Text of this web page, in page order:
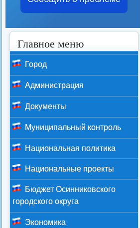
Главное меню
Город
Администрация
Документы
Муниципальный контроль
Национальная политика
Национальные проекты
Бюджет Осинниковского
городского округа
Экономика